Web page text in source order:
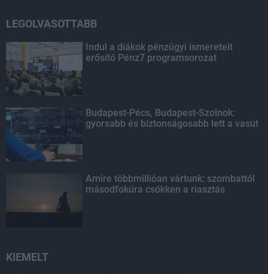
LEGOLVASOTTABB
Indul a diákok pénzügyi ismereteit
erősítő Pénz7 programsorozat
Budapest-Pécs, Budapest-Szolnok:
gyorsabb és biztonságosabb lett a vasút
Amire többmillióan vártunk: szombattól
másodfokúra csökken a riasztás
KIEMELT